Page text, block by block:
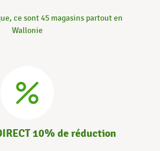
ce sont 45 magasins partout en
Wallonie
10% de réduction